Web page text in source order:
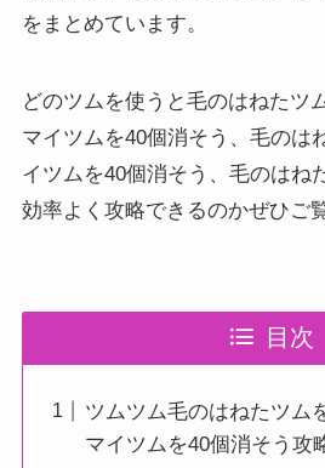
をまとめています。
どのツムを使うと毛のはねたツ
マイツムを40個消そう、毛のは
イツムを40個消そう、毛のはね
効率よく攻略できるのかぜひご
目次
ツムツム毛のはねたツム
マイツムを40個消そう攻